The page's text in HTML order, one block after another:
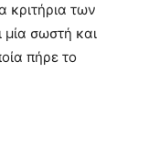
κριτήρια των
μία σωστή και
πήρε το